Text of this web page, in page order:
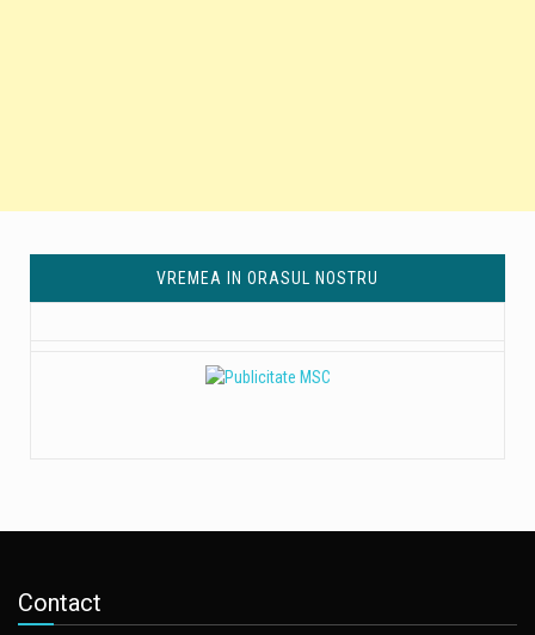
VREMEA IN ORASUL NOSTRU
Contact